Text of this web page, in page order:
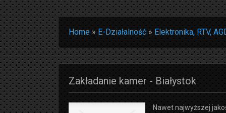
Home»E-Działalność » Elektronika, RTV,
Zakładanie kamer - Białystok
Nawet najwyższej